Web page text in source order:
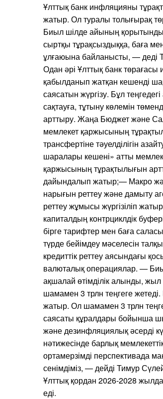
Ұлттық банк инфляцияны
жатыр. Ол туралы толығырақ
Биыл шілде айының
сыртқы тұрақсыздыққа, баға
ұлғаюына байланысты, — деді
Одан әрі Ұлттық банк
қабылданып жатқан кешенді
саясатын жүргізу. Бұл
сақтауға, тұтыну көлемін
арттыру. Жаңа Бюджет және
мемлекет қаржысының
трансфертіне тәуелділігін
шаралары кешені» атты
қаржысының тұрақтылығын
дайындалып жатыр;— Макро
нарығын реттеу және дамыту
реттеу жұмысы жүргізіліп
капиталдың контрциклдік
бірге тарифтер мен баға
түрде бейімдеу мәселесін
кредиттік реттеу аясындағы
валюталық операциялар. —
ақшалай өтімділік алынды,
шамамен 3 трлн теңгеге жетеді.
жатыр. Ол шамамен 3 трлн
саясаты құралдары бойынша
және дезинфляциялық әсерді
нәтижесінде барлық
ортамерзімді перспективада
сенімдіміз, — дейді Тимур
Ұлттық қордан 2026-2028
еді.